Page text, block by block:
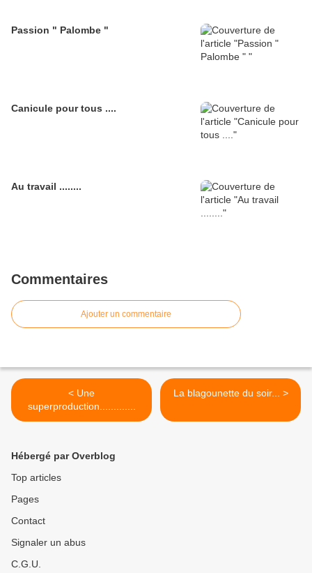
Passion " Palombe "
Canicule pour tous ....
Au travail ........
Commentaires
Ajouter un commentaire
< Une
superproduction.............
La blagounette du soir... >
Hébergé par Overblog
Top articles
Pages
Contact
Signaler un abus
C.G.U.